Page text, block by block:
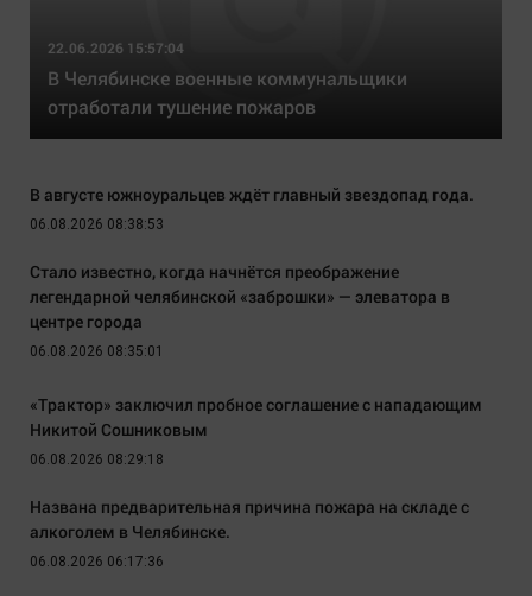
22.06.2026 15:57:04
В Челябинске военные коммунальщики
отработали тушение пожаров
В августе южноуральцев ждёт главный звездопад года.
06.08.2026 08:38:53
Стало известно, когда начнётся преображение
легендарной челябинской «заброшки» — элеватора в
центре города
06.08.2026 08:35:01
«Трактор» заключил пробное соглашение с нападающим
Никитой Сошниковым
06.08.2026 08:29:18
Названа предварительная причина пожара на складе с
алкоголем в Челябинске.
06.08.2026 06:17:36